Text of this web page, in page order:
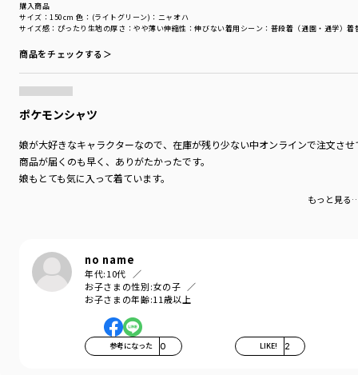
購入商品
サイズ感 ：ぴったり 生地の厚さ ：やや薄い伸縮性 ：伸びない着用シーン ：普段着（通園・通学）着
サイズ：150cm 色：(ライトグリーン)：ニャオハ
商品をチェックする＞
ポケモンシャツ
娘が大好きなキャラクターなので、在庫が残り少ない中オンラインで注文させ
商品が届くのも早く、ありがたかったです。
娘もとても気に入って着ています。
もっと見る
no name
年代:10代
お子さまの性別:女の子
お子さまの年齢:11歳以上
参考になった 0 LIKE! 2